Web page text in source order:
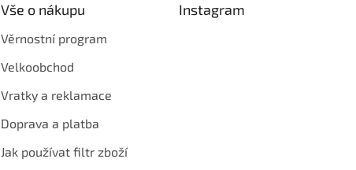
Vše o nákupu
Věrnostní program
Velkoobchod
Vratky a reklamace
Doprava a platba
Jak používat filtr zboží
Instagram